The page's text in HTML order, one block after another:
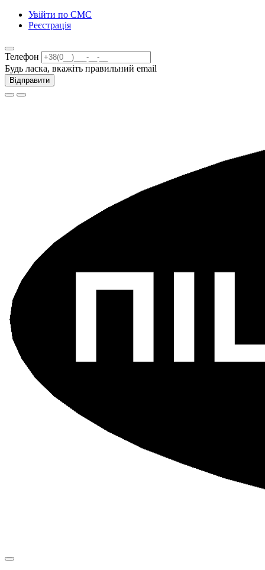
Увійти по СМС
Реєстрація
Телефон
Будь ласка, вкажіть правильний email
Відправити